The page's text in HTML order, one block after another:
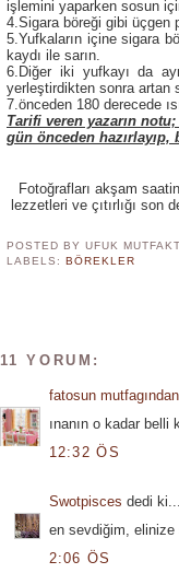
işlemini yaparken sosun
4.Sigara böreği gibi üçgen
5.Yufkaların içine sigara
kaydı ile sarın.
6.Diğer iki yufkayı da
yerleştirdikten sonra artan
7.önceden 180 derecede
Tarifi veren yazarın
gün önceden
Fotoğrafları akşam
lezzetleri ve çıtırlığı
POSTED BY UFUK
LABELS:BÖREKLER
11 YORUM:
fatosun
ınanın o kadar belli
12:32 ÖS
Swotpisces dedi ki...
en sevdiğim, elinize
2:06 ÖS